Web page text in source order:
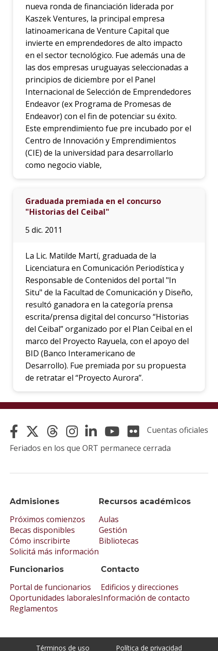
nueva ronda de financiación liderada por
Kaszek Ventures, la principal empresa
latinoamericana de Venture Capital que
invierte en emprendedores de alto impacto
en el sector tecnológico. Fue además una de
las dos empresas uruguayas seleccionadas a
principios de diciembre por el Panel
Internacional de Selección de Emprendedores
Endeavor (ex Programa de Promesas de
Endeavor) con el fin de potenciar su éxito.
Este emprendimiento fue pre incubado por el
Centro de Innovación y Emprendimientos
(CIE) de la universidad para desarrollarlo
como negocio viable,
Graduada premiada en el concurso
"Historias del Ceibal"
5 dic. 2011
La Lic. Matilde Martí, graduada de la
Licenciatura en Comunicación Periodística y
Responsable de Contenidos del portal "In
Situ" de la Facultad de Comunicación y Diseño,
resultó ganadora en la categoría prensa
escrita/prensa digital del concurso “Historias
del Ceibal” organizado por el Plan Ceibal en el
marco del Proyecto Rayuela, con el apoyo del
BID (Banco Interamericano de
Desarrollo). Fue premiada por su propuesta
de retratar el “Proyecto Aurora”.
Admisiones
Próximos comienzos
Becas disponibles
Cómo inscribirte
Solicitá más información
Recursos académicos
Aulas
Gestión
Bibliotecas
Funcionarios
Portal de funcionarios
Oportunidades laborales
Reglamentos
Contacto
Edificios y direcciones
Información de contacto
Cuentas oficiales
Feriados en los que ORT permanece cerrada
Términos de uso Política de privacidad